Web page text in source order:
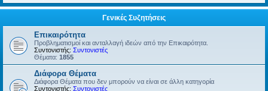
Γενικές Συζητήσεις
Επικαιρότητα
Προβληματισμοί και ανταλλαγή ιδεών από την Επικαιρότητα.
Συντονιστής: Συντονιστές
Θέματα: 1855
Διάφορα Θέματα
Διάφορα Θέματα που δεν μπορούν να είναι σε άλλη κατηγορία
Συντονιστής: Συντονιστές